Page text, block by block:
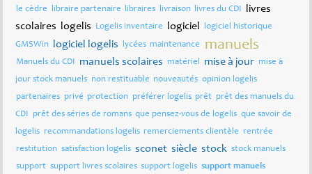
le cèdre libraire partenaire libraires livraison livres du CDI
livres
scolaires logelis Logelis inventaire logiciel logiciel historique
GMSWin logiciel logelis lycées maintenance manuels
Manuels du CDI manuels scolaires matériel mise à jour mise à
jour stock manuels non restituable nouveautés opinion logelis
partenaires privé protection préférer logelis prêt prêt des manuels du
CDI prêt des séries de romans que pensez-vous de logelis que savoir de
logelis recommandations logelis remerciements clientèle rentrée
restitution satisfaction logelis sconet siècle stock stock manuels
support support livres scolaires support logelis support manuels